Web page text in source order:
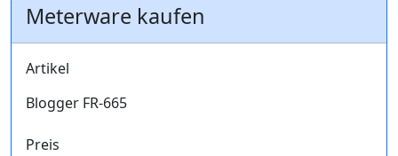
Meterware kaufen
Artikel
Blogger FR-665
Preis